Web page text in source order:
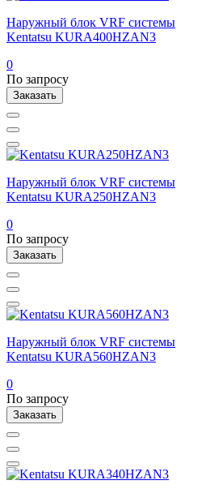
Наружный блок VRF системы
Kentatsu KURA400HZAN3
0
По запросу
Заказать
Наружный блок VRF системы
Kentatsu KURA250HZAN3
0
По запросу
Заказать
Наружный блок VRF системы
Kentatsu KURA560HZAN3
0
По запросу
Заказать